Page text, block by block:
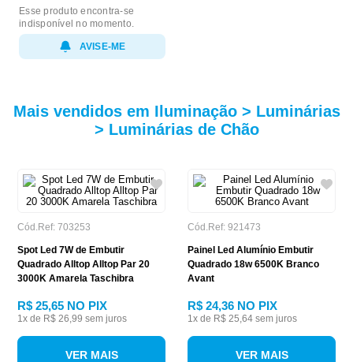
Esse produto encontra-se
indisponível no momento.
AVISE-ME
Mais vendidos em Iluminação > Luminárias
> Luminárias de Chão
Cód.Ref: 703253
Spot Led 7W de Embutir
Quadrado Alltop Alltop Par 20
3000K Amarela Taschibra
R$ 25,65 NO PIX
1x de R$ 26,99 sem juros
VER MAIS
Cód.Ref: 921473
Painel Led Alumínio Embutir
Quadrado 18w 6500K Branco
Avant
R$ 24,36 NO PIX
1x de R$ 25,64 sem juros
VER MAIS